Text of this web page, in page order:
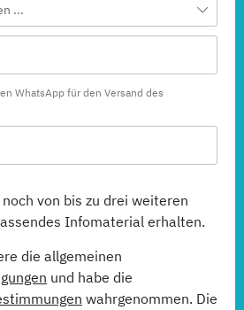
...
WhatsApp für den Versand des
von bis zu drei weiteren
Infomaterial erhalten.
die allgemeinen
und habe die
wahrgenommen. Die